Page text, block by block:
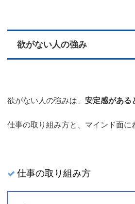
欲がない人の強み
欲がない人の強みは、 安定感がある
仕事の取り組み方と、マインド面に
仕事の取り組み方